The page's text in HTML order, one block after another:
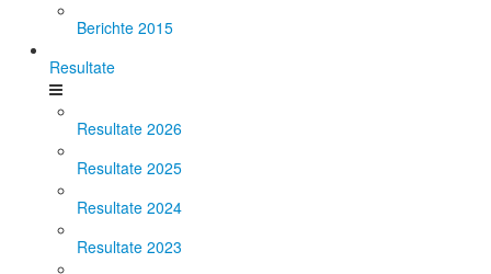
Berichte 2015
Resultate
Resultate 2026
Resultate 2025
Resultate 2024
Resultate 2023